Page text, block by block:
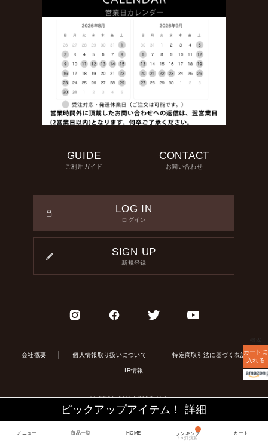
ピックアップアイテム！ 詳細
メニュー 商品一覧 HOME ランキング
8.9(日)更新
カート
(税込)
カートに
入れる
GUIDE
ご利用ガイド
CONTACT
お問い合わせ
LOG IN
ログイン
SIGN UP
新規登録
会社概要 個人情報取り扱いについて 特定商取引法に基づく表記
IR情報
© 2015 MY HONEY Inc.